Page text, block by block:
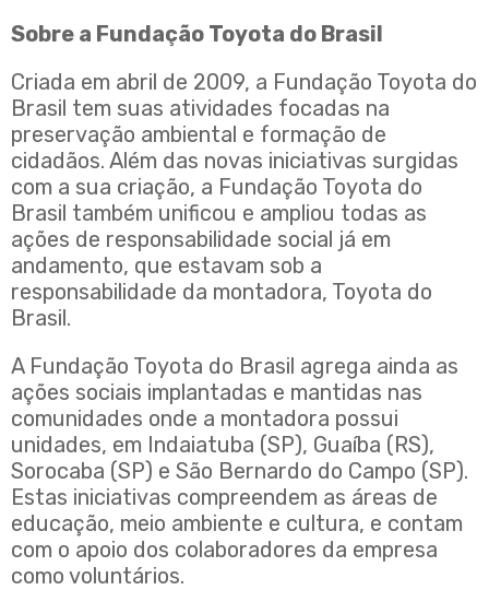
Sobre a Fundação Toyota do Brasil
Criada em abril de 2009, a Fundação Toyota do
Brasil tem suas atividades focadas na
preservação ambiental e formação de
cidadãos. Além das novas iniciativas surgidas
com a sua criação, a Fundação Toyota do
Brasil também unificou e ampliou todas as
ações de responsabilidade social já em
andamento, que estavam sob a
responsabilidade da montadora, Toyota do
Brasil.
A Fundação Toyota do Brasil agrega ainda as
ações sociais implantadas e mantidas nas
comunidades onde a montadora possui
unidades, em Indaiatuba (SP), Guaíba (RS),
Sorocaba (SP) e São Bernardo do Campo (SP).
Estas iniciativas compreendem as áreas de
educação, meio ambiente e cultura, e contam
com o apoio dos colaboradores da empresa
como voluntários.